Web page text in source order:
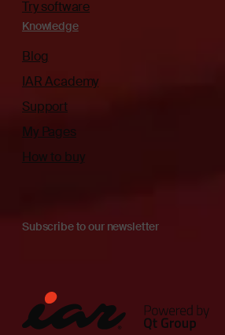
Try software
Knowledge
Blog
IAR Academy
Support
My Pages
How to buy
Subscribe to our newsletter